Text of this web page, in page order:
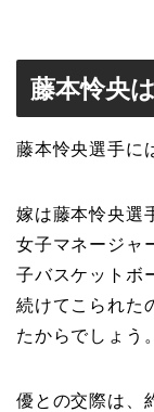
藤本怜央
藤本怜央選手に
嫁は藤本怜央選
女子マネージャ
子バスケットボ
続けてこられた
たからでしょう。
優との交際は、